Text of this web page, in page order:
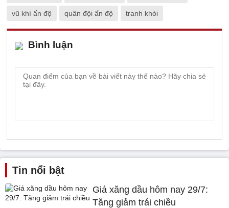
vũ khí ấn độ quân đội ấn độ tranh khói
Bình luận
Tin nổi bật
Giá xăng dầu hôm nay 29/7:
Tăng giảm trái chiều